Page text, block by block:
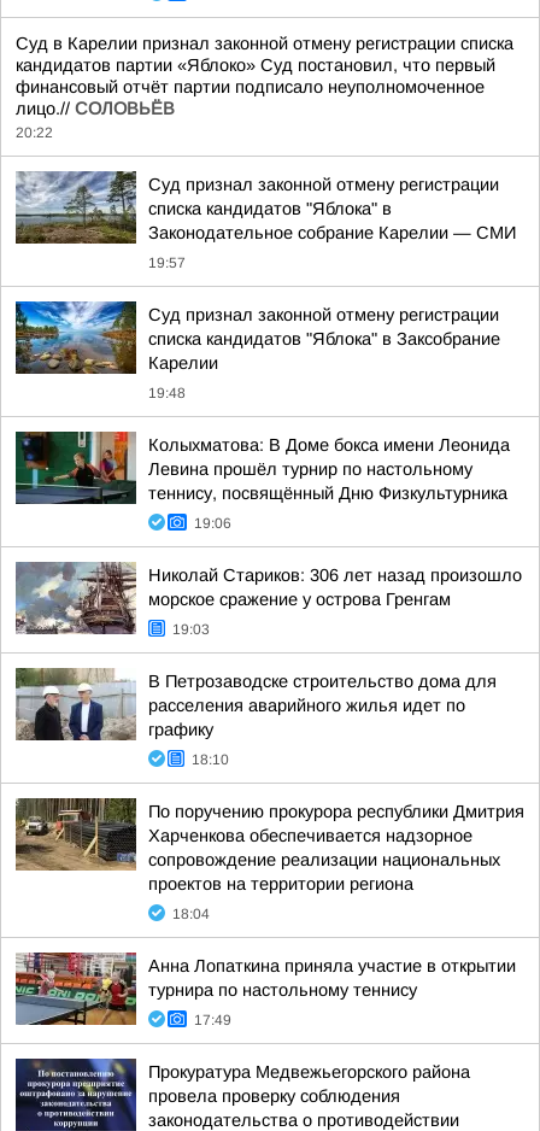
Суд в Карелии признал законной отмену регистрации списка
кандидатов партии «Яблоко» Суд постановил, что первый
финансовый отчёт партии подписало неуполномоченное
лицо.// СОЛОВЬЁВ
20:22
Суд признал законной отмену регистрации
списка кандидатов "Яблока" в
Законодательное собрание Карелии — СМИ
19:57
Суд признал законной отмену регистрации
списка кандидатов "Яблока" в Заксобрание
Карелии
19:48
Колыхматова: В Доме бокса имени Леонида
Левина прошёл турнир по настольному
теннису, посвящённый Дню Физкультурника
19:06
Николай Стариков: 306 лет назад произошло
морское сражение у острова Гренгам
19:03
В Петрозаводске строительство дома для
расселения аварийного жилья идет по
графику
18:10
По поручению прокурора республики Дмитрия
Харченкова обеспечивается надзорное
сопровождение реализации национальных
проектов на территории региона
18:04
Анна Лопаткина приняла участие в открытии
турнира по настольному теннису
17:49
Прокуратура Медвежьегорского района
провела проверку соблюдения
законодательства о противодействии